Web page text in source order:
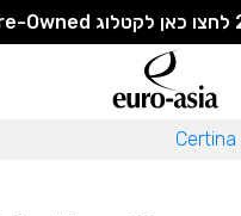
Certina